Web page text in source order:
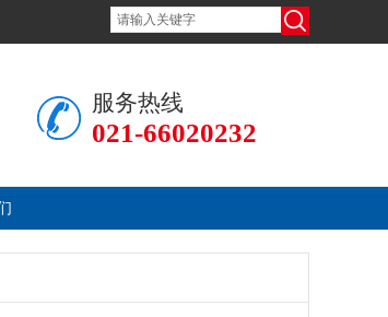
服务热线
021-66020232